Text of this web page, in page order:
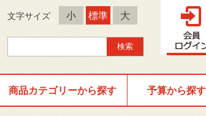
文字サイズ 小 標準 大
商品カテゴリーから探す 予算から探す